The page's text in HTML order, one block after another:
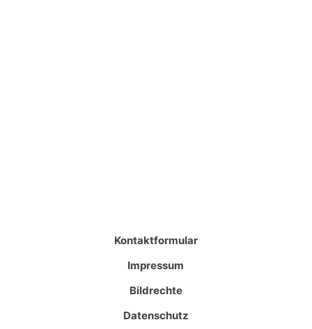
Kontaktformular
Impressum
Bildrechte
Datenschutz